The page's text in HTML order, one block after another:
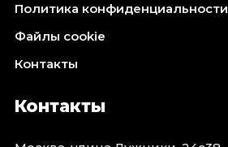
Политика конфиденциальности
Файлы cookie
Контакты
Контакты